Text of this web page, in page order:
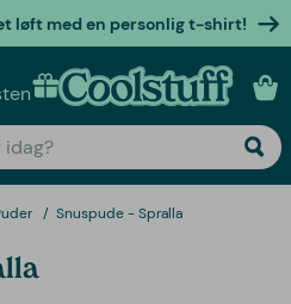
løft med en personlig t-shirt!
Personlige gaver
Snuspude - Spralla